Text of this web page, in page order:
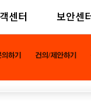
센터 보안센